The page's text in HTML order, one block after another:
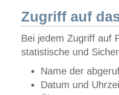
Zugriff auf
Bei jedem Zugriff auf
statistische und
Name der
Datum und